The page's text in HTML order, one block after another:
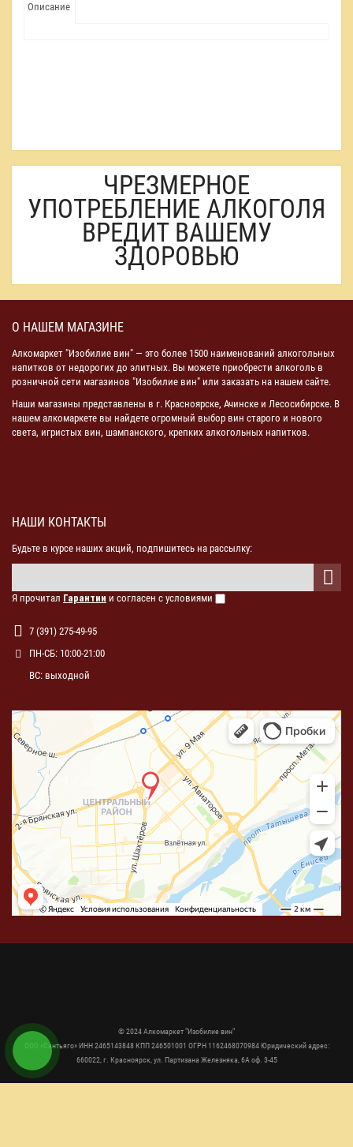
Описание
ЧРЕЗМЕРНОЕ
УПОТРЕБЛЕНИЕ АЛКОГОЛЯ
ВРЕДИТ ВАШЕМУ
ЗДОРОВЬЮ
О НАШЕМ МАГАЗИНЕ
Алкомаркет "Изобилие вин" — это более 1500 наименований алкогольных
напитков от недорогих до элитных. Вы можете приобрести алкоголь в
розничной сети магазинов "Изобилие вин" или заказать на нашем сайте.
Наши магазины представлены в г. Красноярске, Ачинске и Лесосибирске. В
нашем алкомаркете вы найдете огромный выбор вин старого и нового
света, игристых вин, шампанского, крепких алкогольных напитков.
НАШИ КОНТАКТЫ
Будьте в курсе наших акций, подпишитесь на рассылку:
Я прочитал Гарантии и согласен с условиями
7 (391) 275-49-95
ПН-СБ: 10:00-21:00
ВС: выходной
© 2024 Алкомаркет "Изобилие вин"
ООО «Сантьяго» ИНН 2465143848 КПП 246501001 ОГРН 1162468070984 Юридический адрес:
660022, г. Красноярск, ул. Партизана Железняка, 6А оф. 3-45